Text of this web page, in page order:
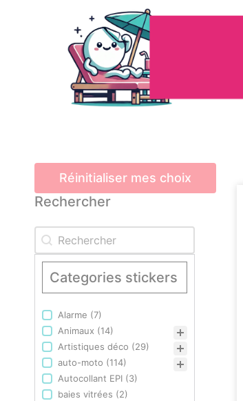
Réinitialiser mes choix
Rechercher
Rechercher
Rechercher
Categories stickers
Categories stickers
Alarme (7)
Animaux (14)
Artistiques déco (29)
auto-moto (114)
Autocollant EPI (3)
baies vitrées (2)